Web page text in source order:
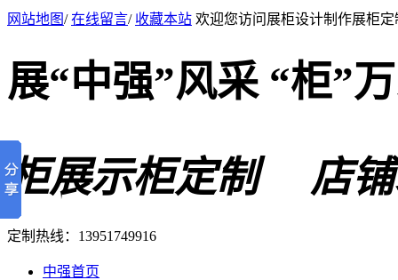
网站地图/在线留言/ 收藏本站 欢迎您访问展柜设计制作展柜
展“中强”风采 “柜”
柜展示柜定制 店铺
定制热线： 13951749916
中强首页